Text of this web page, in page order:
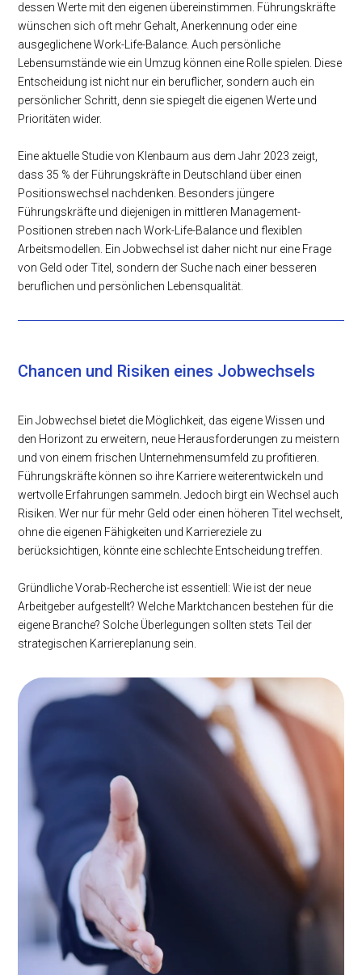
dessen Werte mit den eigenen übereinstimmen. Führungskräfte
wünschen sich oft mehr Gehalt, Anerkennung oder eine
ausgeglichene Work-Life-Balance. Auch persönliche
Lebensumstände wie ein Umzug können eine Rolle spielen. Diese
Entscheidung ist nicht nur ein beruflicher, sondern auch ein
persönlicher Schritt, denn sie spiegelt die eigenen Werte und
Prioritäten wider.
Eine aktuelle Studie von KIenbaum aus dem Jahr 2023 zeigt,
dass 35 % der Führungskräfte in Deutschland über einen
Positionswechsel nachdenken. Besonders jüngere
Führungskräfte und diejenigen in mittleren Management-
Positionen streben nach Work-Life-Balance und flexiblen
Arbeitsmodellen. Ein Jobwechsel ist daher nicht nur eine Frage
von Geld oder Titel, sondern der Suche nach einer besseren
beruflichen und persönlichen Lebensqualität.
Chancen und Risiken eines Jobwechsels
Ein Jobwechsel bietet die Möglichkeit, das eigene Wissen und
den Horizont zu erweitern, neue Herausforderungen zu meistern
und von einem frischen Unternehmensumfeld zu profitieren.
Führungskräfte können so ihre Karriere weiterentwickeln und
wertvolle Erfahrungen sammeln. Jedoch birgt ein Wechsel auch
Risiken. Wer nur für mehr Geld oder einen höheren Titel wechselt,
ohne die eigenen Fähigkeiten und Karriereziele zu
berücksichtigen, könnte eine schlechte Entscheidung treffen.
Gründliche Vorab-Recherche ist essentiell: Wie ist der neue
Arbeitgeber aufgestellt? Welche Marktchancen bestehen für die
eigene Branche? Solche Überlegungen sollten stets Teil der
strategischen Karriereplanung sein.